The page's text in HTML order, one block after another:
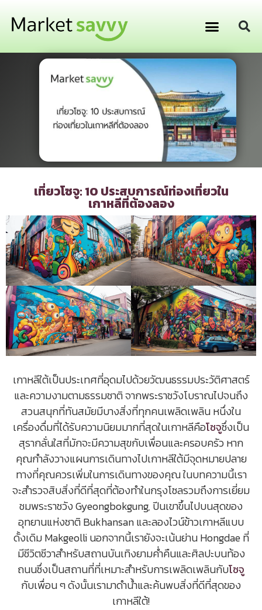
เที่ยวโซจู: 10 ประสบการณ์ท่องเที่ยวใน
เกาหลีที่ต้องลอง
เกาหลีใต้เป็นประเทศที่อุดมไปด้วยวัฒนธรรมประวัติศาสตร์
และความงามตามธรรมชาติ จากพระราชวังโบราณไปจนถึง
สวนสนุกที่ทันสมัยมีบางสิ่งที่ทุกคนเพลิดเพลิน หนึ่งใน
เครื่องดื่มที่ได้รับความนิยมมากที่สุดในเกาหลีคือโซจูซึ่งเป็น
สุรากลั่นใสที่มักจะมีความสุขกับเพื่อนและครอบครัว หาก
คุณกำลังวางแผนการเดินทางไปเกาหลีใต้มีจุดหมายปลาย
ทางที่คุณควรเพิ่มในการเดินทางของคุณ ในบทความนี้เรา
จะสำรวจสิบสิ่งที่ดีที่สุดที่ต้องทำในกรุงโซลรวมถึงการเยี่ยม
ชมพระราชวัง Gyeongbokgung, ปีนเขาขึ้นไปบนสุดของ
อุทยานแห่งชาติ Bukhansan และลองไวน์ข้าวเกาหลีแบบ
ดั้งเดิม Makgeolli นอกจากนี้เรายังจะเน้นย่าน Hongdae ที่
มีชีวิตชีวาสำหรับสถานบันเทิงยามค่ำคืนและศิลปะบนท้อง
ถนนซึ่งเป็นสถานที่ที่เหมาะสำหรับการเพลิดเพลินกับโซจู
กับเพื่อน ๆ ดังนั้นเรามาดำน้ำและค้นพบสิ่งที่ดีที่สุดของ
เกาหลีใต้!